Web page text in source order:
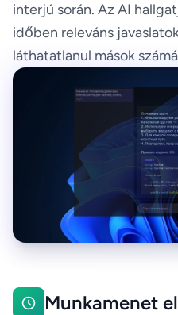
interjú során. Az AI
időben releváns
láthatatlanul mások
Munkamenet